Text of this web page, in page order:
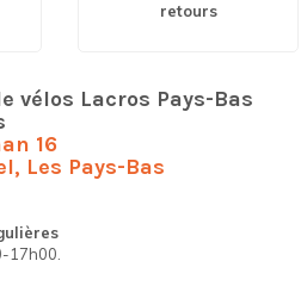
retours
vélos Lacros Pays-Bas
16
Les Pays-Bas
17h00.